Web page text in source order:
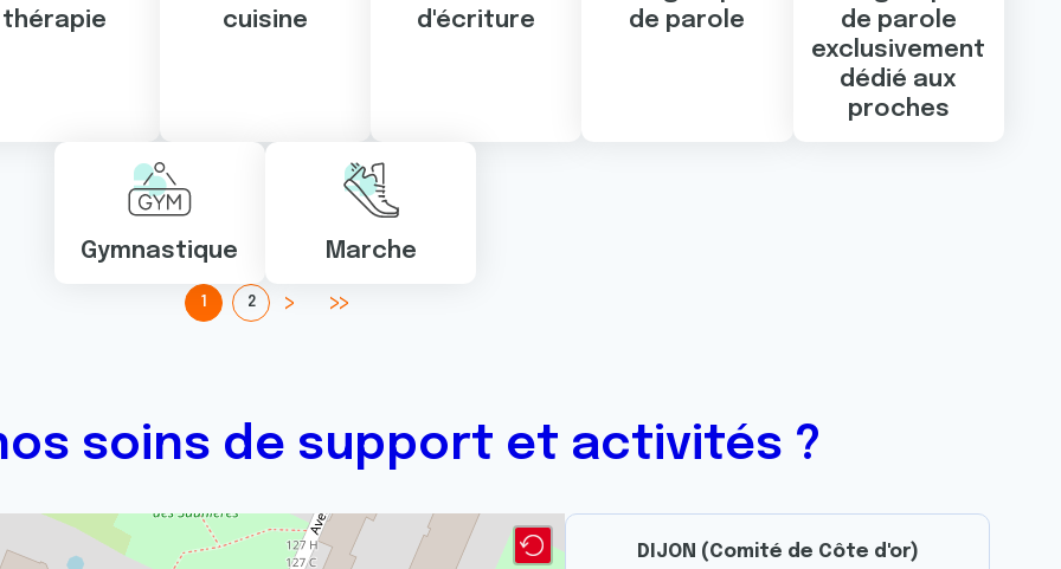
thérapie
cuisine
d'écriture
de parole
de parole
exclusivement
dédié aux
proches
Gymnastique Marche
1 2
soins de support et activités ?
DIJON (Comité de Côte d'or)